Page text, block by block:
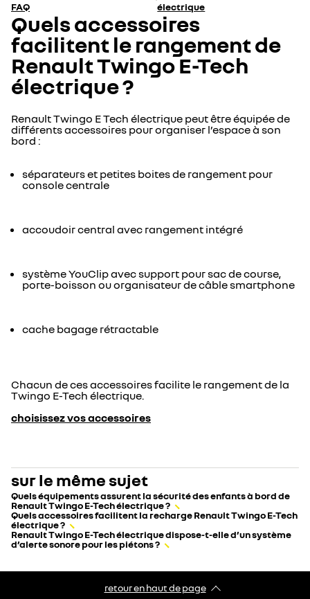
FAQ
électrique
Quels accessoires
facilitent le rangement de
Renault Twingo E-Tech
électrique ?
Renault Twingo E Tech électrique peut être équipée de
différents accessoires pour organiser l’espace à son
bord :
séparateurs et petites boites de rangement pour
console centrale
accoudoir central avec rangement intégré
système YouClip avec support pour sac de course,
porte-boisson ou organisateur de câble smartphone
cache bagage rétractable
Chacun de ces accessoires facilite le rangement de la
Twingo E-Tech électrique.
choisissez vos accessoires
sur le même sujet
Quels équipements assurent la sécurité des enfants à bord de
Renault Twingo E-Tech électrique ?
Quels accessoires facilitent la recharge Renault Twingo E-Tech
électrique ?
Renault Twingo E-Tech électrique dispose-t-elle d’un système
d’alerte sonore pour les piétons ?
retour en haut de page​